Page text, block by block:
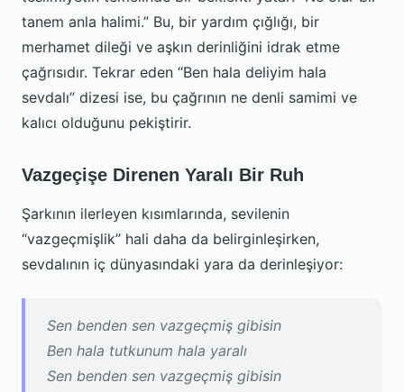
tanem anla halimi.” Bu, bir yardım çığlığı, bir
merhamet dileği ve aşkın derinliğini idrak etme
çağrısıdır. Tekrar eden “Ben hala deliyim hala
sevdalı” dizesi ise, bu çağrının ne denli samimi ve
kalıcı olduğunu pekiştirir.
Vazgeçişe Direnen Yaralı Bir Ruh
Şarkının ilerleyen kısımlarında, sevilenin
“vazgeçmişlik” hali daha da belirginleşirken,
sevdalının iç dünyasındaki yara da derinleşiyor:
Sen benden sen vazgeçmiş gibisin
Ben hala tutkunum hala yaralı
Sen benden sen vazgeçmiş gibisin